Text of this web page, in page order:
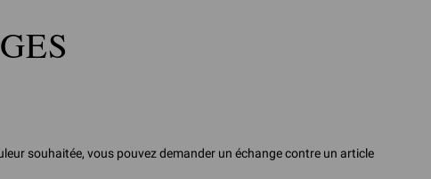
souhaitée, vous pouvez demander un échange contre un article